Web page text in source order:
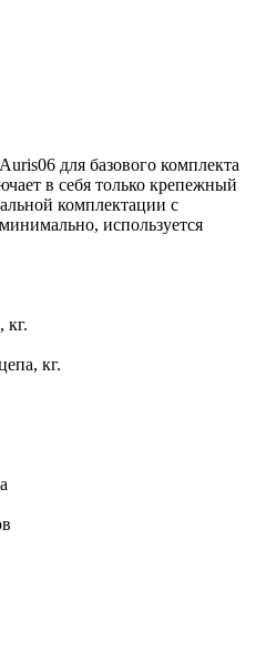
для базового комплекта
в себя только крепежный
комплектации с
используется
кг.
кг.